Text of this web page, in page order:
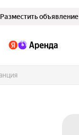
Разместить объявление